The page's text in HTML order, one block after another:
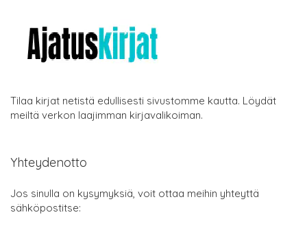
Tilaa kirjat netistä edullisesti sivustomme kautta. Löydät
meiltä verkon laajimman kirjavalikoiman.
Yhteydenotto
Jos sinulla on kysymyksiä, voit ottaa meihin yhteyttä
sähköpostitse: